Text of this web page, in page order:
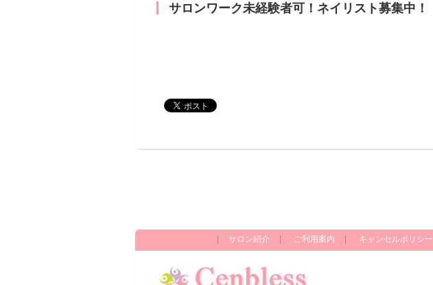
サロンワーク未経験者可！ネイリスト募集中！
サロン紹介 ご利用案内 キャンセルポリシー